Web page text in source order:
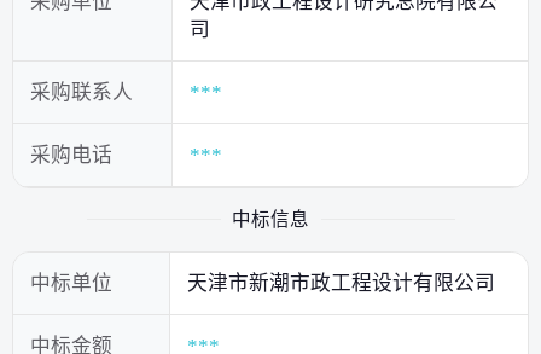
司
采购联系人 ***
采购电话 ***
中标信息
中标单位 天津市新潮市政工程设计有限公司
中标金额 ***